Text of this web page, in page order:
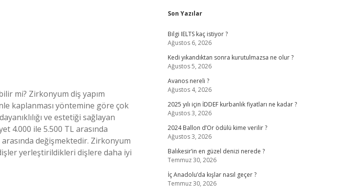
mi? Zirkonyum diş yapım
kaplanması yöntemine göre çok
ve estetiği sağlayan
4.000 ile 5.500 TL arasında
değişmektedir. Zirkonyum
yerleştirildikleri dişlere daha iyi
Sidebar
Son Yazılar
Bilgi IELTS kaç istiyor ?
Ağustos 6, 2026
Kedi yıkandıktan sonra kurutulmazsa ne olur ?
Ağustos 5, 2026
Avanos nereli ?
Ağustos 4, 2026
2025 yılı için İDDEF kurbanlık fiyatları ne kadar ?
Ağustos 3, 2026
2024 Ballon d’Or ödülü kime verilir ?
Ağustos 3, 2026
Balıkesir’in en güzel denizi nerede ?
Temmuz 30, 2026
İç Anadolu’da kışlar nasıl geçer ?
Temmuz 30, 2026
ilbetbetci